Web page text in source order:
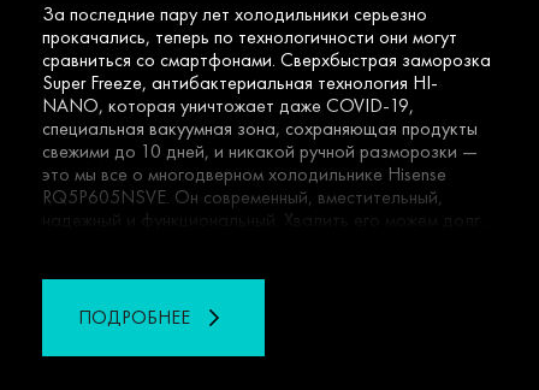
За последние пару лет холодильники серьезно
прокачались, теперь по технологичности они могут
сравниться со смартфонами. Сверхбыстрая заморозка
Super Freeze, антибактериальная технология HI-
NANO, которая уничтожает даже COVID-19,
специальная вакуумная зона, сохраняющая продукты
свежими до 10 дней, и никакой ручной разморозки —
это мы все о многодверном холодильнике Hisense
RQ5P605NSVE. Он современный, вместительный,
надежный и функциональный. Хвалить его можем долго,
ПОДРОБНЕЕ